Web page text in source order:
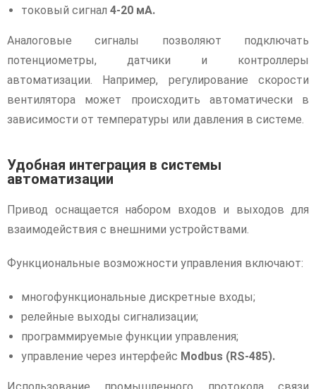
токовый сигнал 4-20 мА.
Аналоговые сигналы позволяют подключать
потенциометры, датчики и контроллеры
автоматизации. Например, регулирование скорости
вентилятора может происходить автоматически в
зависимости от температуры или давления в системе.
Удобная интеграция в системы
автоматизации
Привод оснащается набором входов и выходов для
взаимодействия с внешними устройствами.
Функциональные возможности управления включают:
многофункциональные дискретные входы;
релейные выходы сигнализации;
программируемые функции управления;
управление через интерфейс Modbus (RS-485).